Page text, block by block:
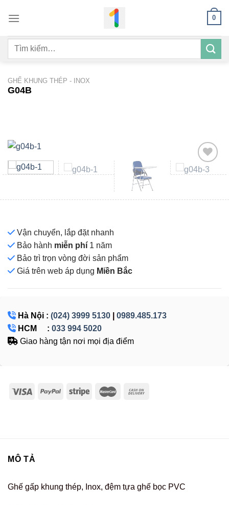
qua
dung
0
Tìm
GHẾ KHUNG THÉP - INOX
G04B
wishlist
Vận chuyển, lắp đặt nhanh
Bảo hành miễn phí 1 năm
Bảo trì trọn vòng đời sản phẩm
Giá trên web áp dụng Miền Bắc
Hà Nội : (024) 3999 5130
0989.485.173
HCM : 033 994 5020
Giao hàng tận nơi mọi địa điểm
MÔ TẢ
Ghế gấp khung thép, Inox, đệm tựa ghế bọc PVC